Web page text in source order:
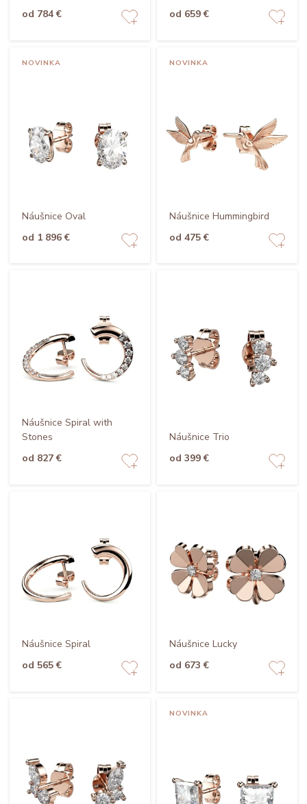
od 784 €
od 659 €
NOVINKA
Náušnice Oval
od 1 896 €
NOVINKA
Náušnice Hummingbird
od 475 €
Náušnice Spiral with
Stones
od 827 €
Náušnice Trio
od 399 €
Náušnice Spiral
od 565 €
Náušnice Lucky
od 673 €
NOVINKA